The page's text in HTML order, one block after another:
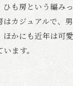
ひも房という編み
はカジュアルで、
ほかにも近年は可
ます。